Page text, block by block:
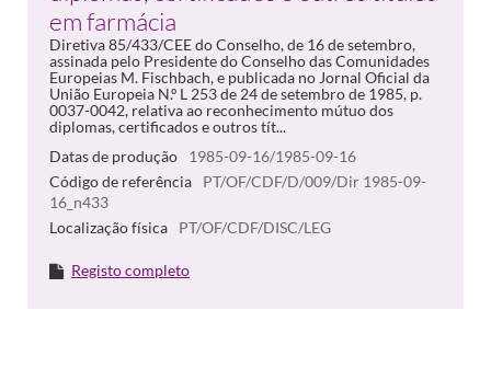
em farmácia
Diretiva 85/433/CEE do Conselho, de 16 de setembro,
assinada pelo Presidente do Conselho das Comunidades
Europeias M. Fischbach, e publicada no Jornal Oficial da
União Europeia N.º L 253 de 24 de setembro de 1985, p.
0037-0042, relativa ao reconhecimento mútuo dos
diplomas, certificados e outros tít...
Datas de produção
1985-09-16/1985-09-16
Código de referência
PT/OF/CDF/D/009/Dir 1985-09-
16_n433
Localização física
PT/OF/CDF/DISC/LEG
Registo completo